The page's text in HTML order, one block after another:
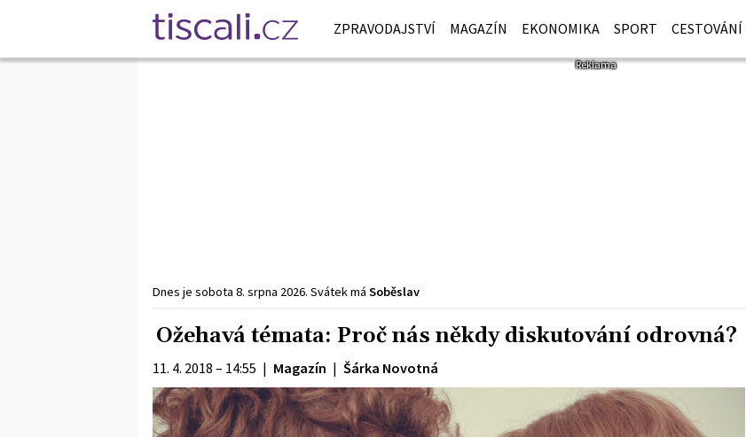
ZPRAVODAJSTVÍ MAGAZÍN EKONOMIKA SPORT CESTOVÁNÍ
Dnes je sobota 8. srpna 2026. Svátek má Soběslav
Ožehavá témata: Proč nás někdy diskutování odrovná?
11. 4. 2018 – 14:55 | Magazín | Šárka Novotná